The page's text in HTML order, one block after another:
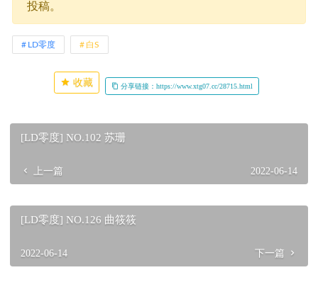
投稿。
LD零度 白S
收藏 分享链接：https://www.xtg07.cc/28715.html
[LD零度] NO.102 苏珊
上一篇 2022-06-14
[LD零度] NO.126 曲筱筱
2022-06-14 下一篇